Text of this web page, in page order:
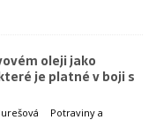
oleji jako
je platné v boji s
Potraviny a